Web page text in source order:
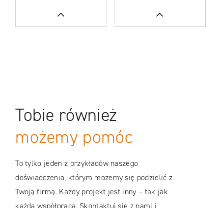
CASE STUDIES
Tobie również
możemy pomóc
To tylko jeden z przykładów naszego
doświadczenia, którym możemy się podzielić z
Twoją firmą. Każdy projekt jest inny – tak jak
każda współpraca. Skontaktuj się z nami i